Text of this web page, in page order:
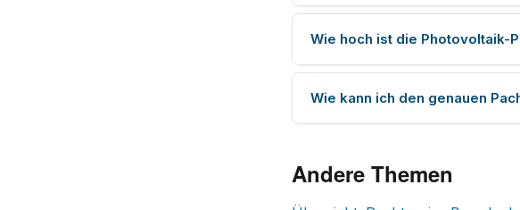
Wie hoch ist die Photovoltaik-
Wie kann ich den genauen
Andere Themen